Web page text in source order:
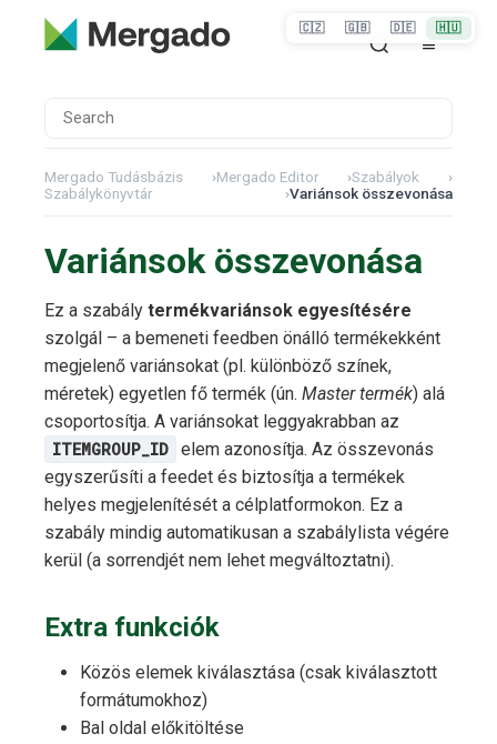
Mergado Tudásbázis ›Mergado Editor ›Szabályok
›
Szabálykönyvtár
›Variánsok összevonása
Variánsok összevonása
Ez a szabály termékvariánsok egyesítésére
szolgál – a bemeneti feedben önálló termékekként
megjelenő variánsokat (pl. különböző színek,
méretek) egyetlen fő termék (ún. Master termék) alá
csoportosítja. A variánsokat leggyakrabban az
ITEMGROUP_ID elem azonosítja. Az összevonás
egyszerűsíti a feedet és biztosítja a termékek
helyes megjelenítését a célplatformokon. Ez a
szabály mindig automatikusan a szabálylista végére
kerül (a sorrendjét nem lehet megváltoztatni).
Extra funkciók
Közös elemek kiválasztása (csak kiválasztott
formátumokhoz)
Bal oldal előkitöltése
🇨🇿 🇬🇧 🇩🇪 🇭🇺